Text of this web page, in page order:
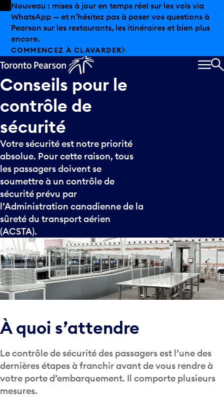
Skip to offers
Passer au contenu principal
Nouveau : mises à jour en temps réel sur les vols via
WhatsApp — et n’hésitez pas à poser vos questions à
Pearson sur les restaurants, les itinéraires et bien plus
encore.
COMMENCEZ À CLAVARDER
Conseils pour le
contrôle de
sécurité
Votre sécurité est notre priorité
absolue. Pour cette raison, tous
les passagers doivent se
soumettre à un contrôle de
sécurité prévu par
l’Administration canadienne de la
sûreté du transport aérien
(ACSTA).
À quoi s’attendre
Le contrôle de sécurité des passagers est l’une des
dernières étapes à franchir avant de vous rendre à
votre porte d’embarquement. Il comporte plusieurs
mesures.